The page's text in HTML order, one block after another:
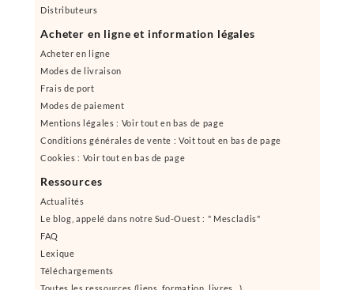
Distributeurs
Acheter en ligne et information légales
Acheter en ligne
Modes de livraison
Frais de port
Modes de paiement
Mentions légales : Voir tout en bas de page
Conditions générales de vente : Voit tout en bas de page
Cookies : Voir tout en bas de page
Ressources
Actualités
Le blog, appelé dans notre Sud-Ouest : " Mescladis"
FAQ
Lexique
Téléchargements